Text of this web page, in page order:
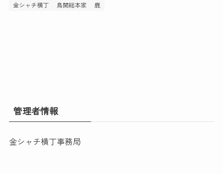
金シャチ横丁
鳥開総本家 鹿
管理者情報
金シャチ横丁事務局